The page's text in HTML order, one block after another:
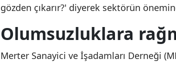
gözden çıkarır?' diyerek sektörün
Olumsuzluklara
Merter Sanayici ve İşadamları Derneği